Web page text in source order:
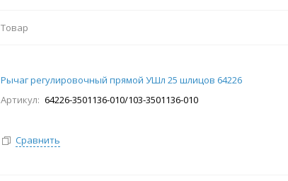
Товар
Рычаг регулировочный прямой УШл 25 шлицов 64226
Артикул: 64226-3501136-010/103-3501136-010
Сравнить